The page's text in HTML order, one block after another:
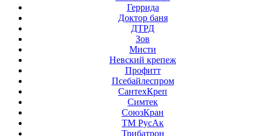
Геррида
Доктор баня
ДТРД
Зов
Мисти
Невский крепеж
Профитт
Псебайлеспром
СантехКреп
Симтек
СоюзКран
ТМ РусАк
Трибатрон